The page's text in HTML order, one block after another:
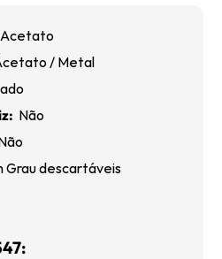
Acetato
/ Metal
Não
Grau descartáveis